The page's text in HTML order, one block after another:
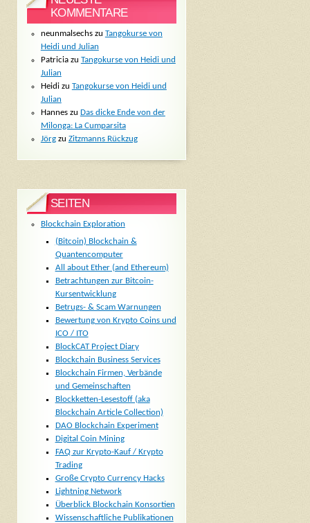
KOMMENTARE
neunmalsechszu Tangokurse von
Heidi und Julian
Patriciazu Tangokurse von Heidi und
Julian
Heidizu Tangokurse von Heidi und
Julian
Hanneszu Das dicke Ende von der
Milonga: La Cumparsita
Jörgzu Zitzmanns Rückzug
SEITEN
Blockchain Exploration
(Bitcoin) Blockchain &
Quantencomputer
All about Ether (and Ethereum)
Betrachtungen zur Bitcoin-
Kursentwicklung
Betrugs- & Scam Warnungen
Bewertung von Krypto Coins und
ICO / ITO
BlockCAT Project Diary
Blockchain Business Services
Blockchain Firmen, Verbände
und Gemeinschaften
Blockketten-Lesestoff (aka
Blockchain Article Collection)
DAO Blockchain Experiment
Digital Coin Mining
FAQ zur Krypto-Kauf / Krypto
Trading
Große Crypto Currency Hacks
Lightning Network
Überblick Blockchain Konsortien
Wissenschaftliche Publikationen